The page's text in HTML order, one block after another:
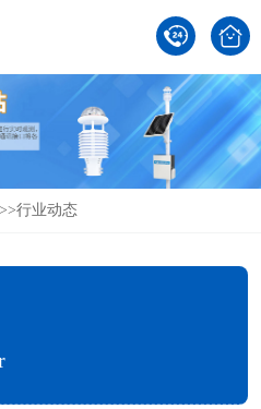
>>行业动态